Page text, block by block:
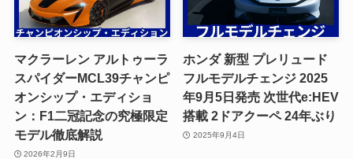
マクラーレン アルトゥーラ
スパイダーMCL39チャンピ
オンシップ・エディショ
ン：F1二冠記念の究極限定
モデル徹底解説
2026年2月9日
ホンダ 新型 プレリュード
フルモデルチェンジ 2025
年9月5日発売 次世代e:HEV
搭載 2ドアクーペ 24年ぶり
2025年9月4日